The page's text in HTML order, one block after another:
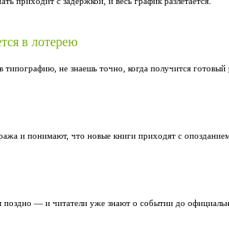
в лотерею
не знаешь точно, когда получится готовый
и понимают, что новые книги приходят с
— и читатели уже знают о событии до